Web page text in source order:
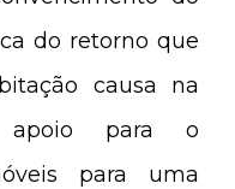
do retorno que
causa na
apoio para o
para uma